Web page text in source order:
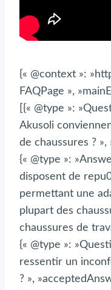
{« @context »:
FAQPage »,
[{« @type »:
Akusoli
de chaussures ?
{« @type »:
disposent de
permettant une
plupart des
chaussures de
{« @type »:
ressentir un
? »,